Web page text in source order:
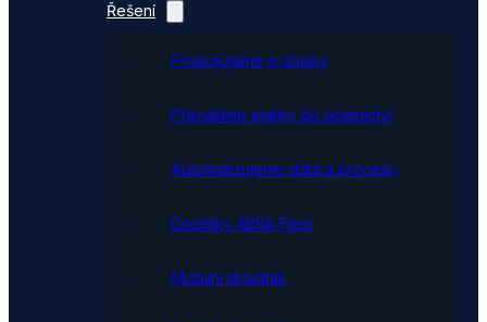
Řešení
Propojujeme e-shopy
Přenášíme platby do účetnictví
Automatizujeme data a procesy
Doplňky ABRA Flexi
Mobilní skladník